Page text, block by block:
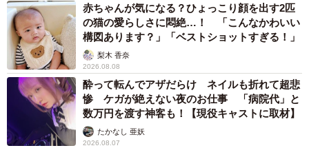
赤ちゃんが気になる？ひょっこり顔を出す2匹
の猫の愛らしさに悶絶…！ 「こんなかわいい
構図あります？」「ベストショットすぎる！」
梨木 香奈
2026.08.08
酔って転んでアザだらけ ネイルも折れて超悲
惨 ケガが絶えない夜のお仕事 「病院代」と
数万円を渡す神客も！【現役キャストに取材】
たかなし 亜妖
2026.08.07